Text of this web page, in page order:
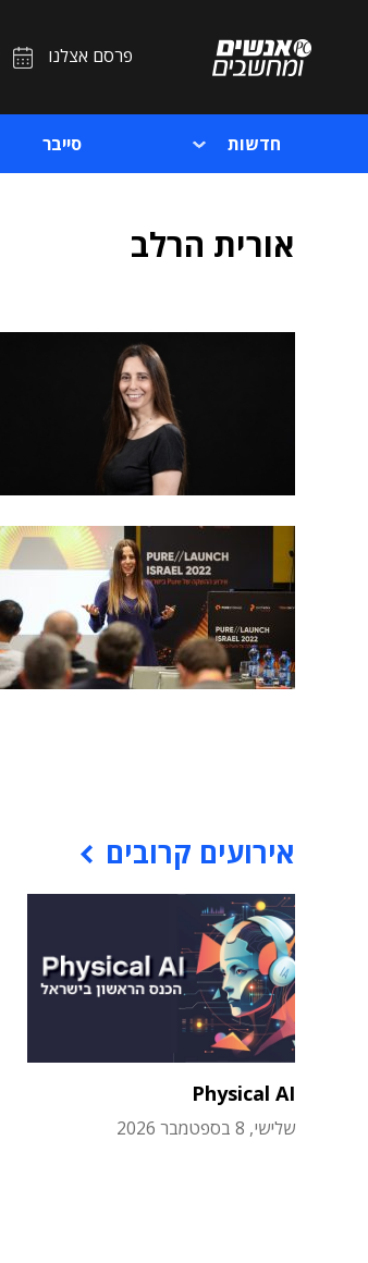
פרסם אצלנו
חדשות סייבר
אורית הרלב
אירועים קרובים
Physical AI
שלישי, 8 בספטמבר 2026